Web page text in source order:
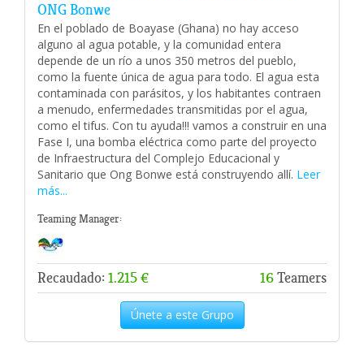
ONG Bonwe
En el poblado de Boayase (Ghana) no hay acceso
alguno al agua potable, y la comunidad entera
depende de un río a unos 350 metros del pueblo,
como la fuente única de agua para todo. El agua esta
contaminada con parásitos, y los habitantes contraen
a menudo, enfermedades transmitidas por el agua,
como el tifus. Con tu ayuda!!! vamos a construir en una
Fase I, una bomba eléctrica como parte del proyecto
de Infraestructura del Complejo Educacional y
Sanitario que Ong Bonwe está construyendo allí. Leer
más...
Teaming Manager:
Recaudado: 1.215 € 16Teamers
Únete a este Grupo